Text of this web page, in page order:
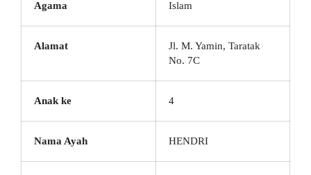
Agama Islam
Alamat
Jl. M. Yamin, Taratak
No. 7C
Anak ke 4
Nama Ayah HENDRI